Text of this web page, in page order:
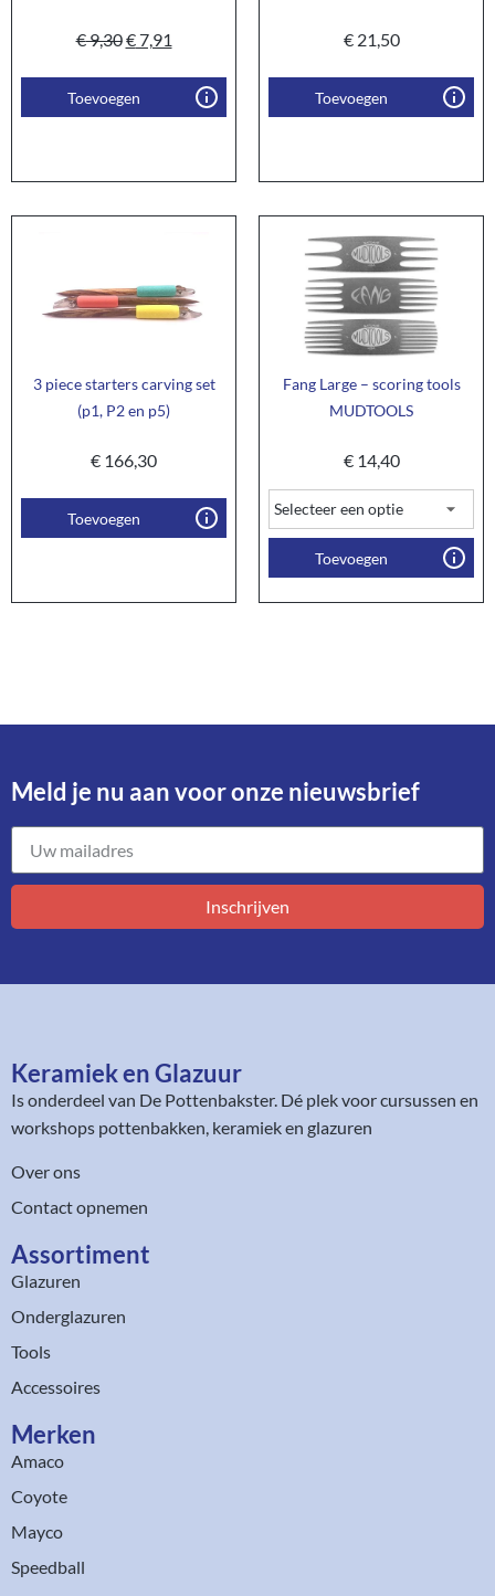
€9,30€7,91
Toevoegen
€21,50
Toevoegen
3 piece starters carving set
(p1, P2 en p5)
€ 166,30
Toevoegen
Fang Large – scoring tools
MUDTOOLS
€14,40
Toevoegen
Meld je nu aan voor onze nieuwsbrief​
Inschrijven
Keramiek en Glazuur​
Is onderdeel van De Pottenbakster. Dé plek voor cursussen en
workshops pottenbakken, keramiek en glazuren
Over ons
Contact opnemen
Assortiment​
Glazuren
Onderglazuren
Tools
Accessoires
Merken
Amaco
Coyote
Mayco
Speedball